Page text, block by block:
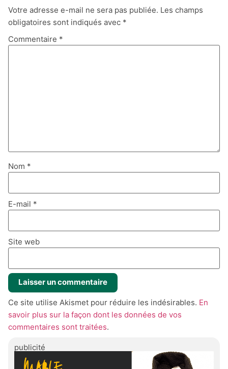
Votre adresse e-mail ne sera pas publiée. Les champs
obligatoires sont indiqués avec *
Commentaire *
Nom *
E-mail *
Site web
Ce site utilise Akismet pour réduire les indésirables. En
savoir plus sur la façon dont les données de vos
commentaires sont traitées.
publicité